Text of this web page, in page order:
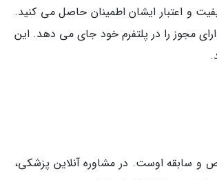
و اعتبار ایشان اطمینان حاصل می کنید.
مجوز را در پلتفرم خود جای می دهد. این
و سابقه اوست. در مشاوره آنلاین پزشکی،